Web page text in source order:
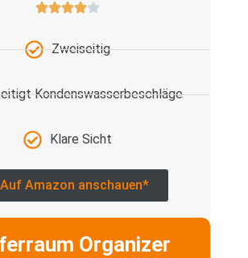
Zweiseitig
Kondenswasserbeschläge
Klare Sicht
Auf Amazon anschauen*
Organizer